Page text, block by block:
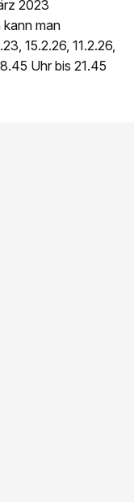
2023
man
15.2.26, 11.2.26,
Uhr bis 21.45